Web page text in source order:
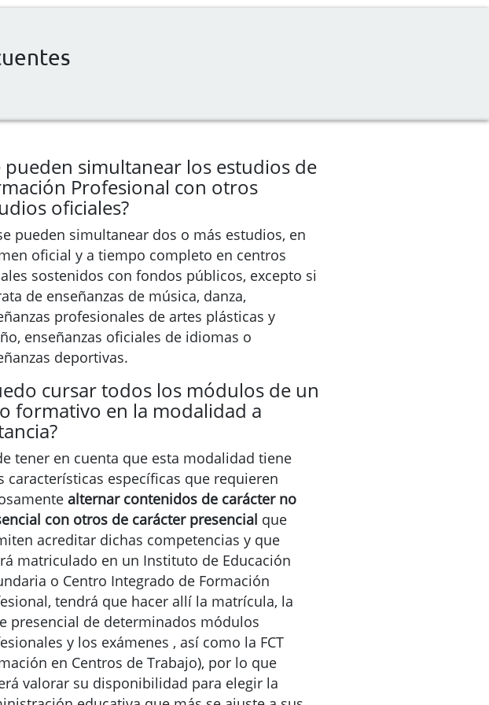
pueden simultanear los estudios de
Profesional con otros
oficiales?
pueden simultanear dos o más estudios, en
oficial y a tiempo completo en centros
sostenidos con fondos públicos, excepto si
de enseñanzas de música, danza,
profesionales de artes plásticas y
enseñanzas oficiales de idiomas o
deportivas.
cursar todos los módulos de un
formativo en la modalidad a
tener en cuenta que esta modalidad tiene
características específicas que requieren
alternar contenidos de carácter no
con otros de carácter presencial que
acreditar dichas competencias y que
matriculado en un Instituto de Educación
o Centro Integrado de Formación
tendrá que hacer allí la matrícula, la
presencial de determinados módulos
y los exámenes , así como la FCT
en Centros de Trabajo), por lo que
valorar su disponibilidad para elegir la